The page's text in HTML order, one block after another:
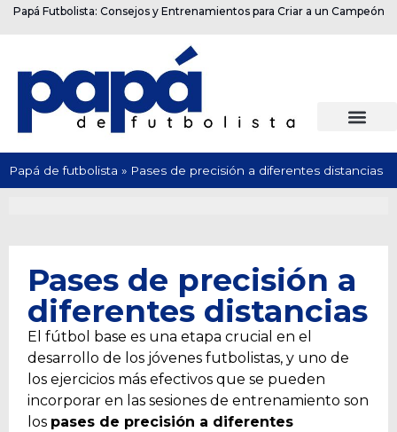
Papá Futbolista: Consejos y Entrenamientos para Criar a un Campeón
Papá de futbolista » Pases de precisión a diferentes distancias
Pases de precisión a
diferentes distancias
El fútbol base es una etapa crucial en el
desarrollo de los jóvenes futbolistas, y uno de
los ejercicios más efectivos que se pueden
incorporar en las sesiones de entrenamiento son
los pases de precisión a diferentes